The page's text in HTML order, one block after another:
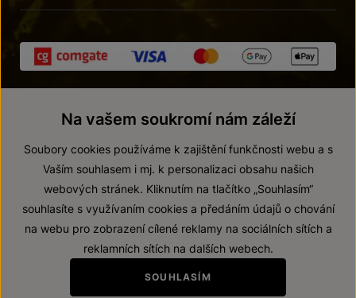
© 2026 ZNOVÍN ZNOJMO, a. s.
Prohlášení o přístupnosti
Zákaz prodeje alkoholických nápojů osobám mladším 18 let.
Na vašem soukromí nám záleží
Soubory cookies používáme k zajištění funkčnosti webu a s
Vaším souhlasem i mj. k personalizaci obsahu našich
webových stránek. Kliknutím na tlačítko „Souhlasím“
souhlasíte s využívaním cookies a předáním údajů o chování
na webu pro zobrazení cílené reklamy na sociálních sítích a
reklamních sítích na dalších webech.
SOUHLASÍM